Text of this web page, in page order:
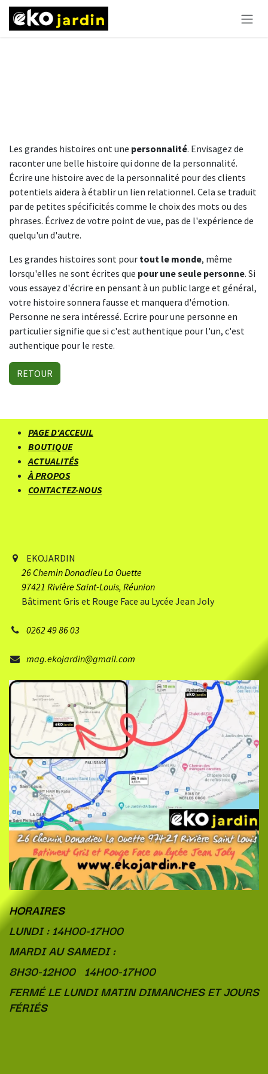
Se rendre au contenu
Les grandes histoires ont une personnalité. Envisagez de
raconter une belle histoire qui donne de la personnalité.
Écrire une histoire avec de la personnalité pour des clients
potentiels aidera à établir un lien relationnel. Cela se traduit
par de petites spécificités comme le choix des mots ou des
phrases. Écrivez de votre point de vue, pas de l'expérience de
quelqu'un d'autre.
Les grandes histoires sont pour tout le monde, même
lorsqu'elles ne sont écrites que pour une seule personne. Si
vous essayez d'écrire en pensant à un public large et général,
votre histoire sonnera fausse et manquera d'émotion.
Personne ne sera intéressé. Ecrire pour une personne en
particulier signifie que si c'est authentique pour l'un, c'est
authentique pour le reste.
RETOUR
PAGE D'ACCEUIL
BOUTIQUE
ACTUALITÉS
À PROPOS
CONTACTEZ-NOUS
EKOJARDIN
26 Chemin Donadieu​ La Ouette
97421 Rivière Saint-Louis, Réunion
Bâtiment Gris et Rouge Face au Lycée Jean Joly
0262 49 86 03
mag.ekojardin@gmail.com
HORAIRES
LUNDI : 14H00-17H00
MARDI AU SAMEDI :
8H30-12H00 14H00-17H00
FERMÉ LE LUNDI MATIN DIMANCHES ET JOURS
FÉRIÉS